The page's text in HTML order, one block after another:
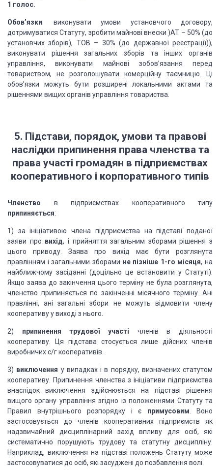
1 голос.
Обов’язки: виконувати умови установчого договору,
дотримуватися Статуту, зробити майнові внески )АТ – 50% (до
установчих зборів), ТОВ – 30% (до державної реєстрації)),
виконувати рішення загальних зборів та інших органів
управління, виконувати майнові зобов’язання перед
товариством, не розголошувати комерційну таємницю. Ці
обов’язки можуть бути розширені локальними актами та
рішеннями вищих органів управління товариства.
5. Підстави, порядок, умови та правові
наслідки припинення права членства та
права участі громадян в підприємствах
кооперативного і корпоративного типів
Членство в підприємствах кооперативного типу
припиняється:
1) за ініціативою члена підприємства на підставі поданої
заяви про вихід, і прийняття загальним зборами рішення з
цього приводу. Заява про вихід має бути розглянута
правлінням і загальними зборами не пізніше 1-го місяця, на
найближчому засіданні (доцільно це встановити у Статуті).
Якщо заява до закінчення цього терміну не була розглянута,
членство припиняється по закінченні місячного терміну. Ані
правлінні, ані загальні збори не можуть відмовити члену
кооперативу у виході з нього.
2) припинення трудової участі членів в діяльності
кооперативу. Ця підстава стосується лише дійсних членів
виробничих с/г кооперативів.
3) виключення у випадках і в порядку, визначених статутом
кооперативу. Припинення членства з ініціативи підприємства
внаслідок виключення здійснюється на підставі рішення
вищого органу управління згідно із положеннями Статуту та
Правил внутрішнього розпорядку і є примусовим . Воно
застосовується до членів кооперативних підприємств як
надзвичайний дисциплінарний захід впливу для осіб, які
систематично порушують трудову та статутну дисципліну.
Наприклад, виключення на підставі положень Статуту може
застосовуватися до осіб, які засуджені до позбавлення волі.